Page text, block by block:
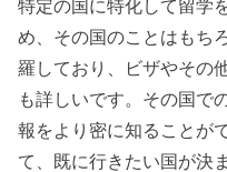
特定の国に特化して留学
め、その国のことはもち
羅しており、ビザやその
も詳しいです。その国で
報をより密に知ることが
て、既に行きたい国が決